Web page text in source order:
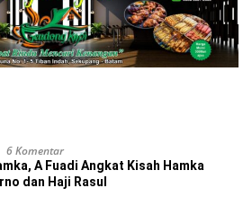
6 Komentar
A Fuadi Angkat Kisah Hamka
dan Haji Rasul